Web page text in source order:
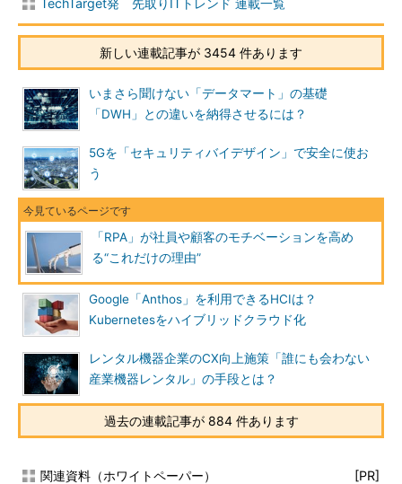
TechTarget発 先取りITトレンド 連載一覧
新しい連載記事が 3454 件あります
いまさら聞けない「データマート」の基礎
「DWH」との違いを納得させるには？
5Gを「セキュリティバイデザイン」で安全に使お
う
「RPA」が社員や顧客のモチベーションを高め
る“これだけの理由”
Google「Anthos」を利用できるHCIは？
Kubernetesをハイブリッドクラウド化
レンタル機器企業のCX向上施策「誰にも会わない
産業機器レンタル」の手段とは？
過去の連載記事が 884 件あります
関連資料（ホワイトペーパー） [PR]